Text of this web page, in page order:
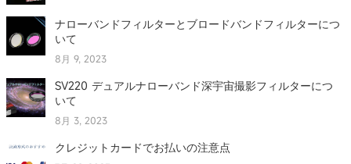
ナローバンドフィルターとブロードバンドフィルターにつ
いて
8月 9, 2023
SV220 デュアルナローバンド深宇宙撮影フィルターにつ
いて
8月 3, 2023
クレジットカードでお払いの注意点